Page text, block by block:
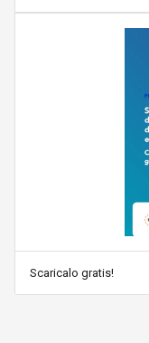
Scaricalo gratis!